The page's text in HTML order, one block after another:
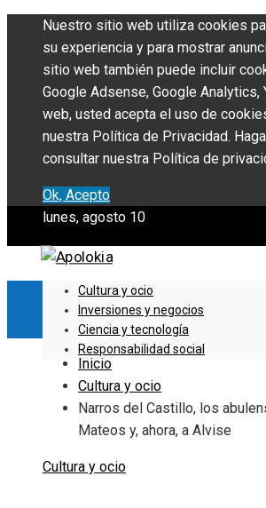
Nuestro sitio web utiliza cookies
su experiencia y para mostrar
sitio web también puede incluir
Google Adsense, Google
web, usted acepta el uso de
nuestra Política de Privacidad.
consultar nuestra Política de
Ok, Acepto
lunes, agosto 10
Cultura y ocio
Inversiones y negocios
Ciencia y tecnología
Responsabilidad social
Inicio
Cultura y ocio
Narros del Castillo, los
Mateos y, ahora, a Alvise
Cultura y ocio